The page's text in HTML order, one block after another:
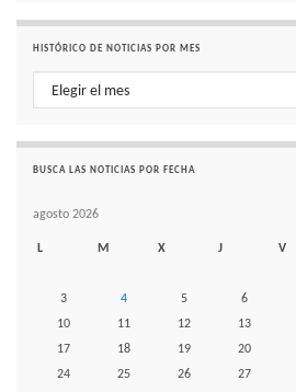
HISTÓRICO DE NOTICIAS POR MES
Histórico de noticias por mes
BUSCA LAS NOTICIAS POR FECHA
agosto 2026
L M X J V
3
4 5 6
10
11 12 13
17
18 19 20
24
25 26 27